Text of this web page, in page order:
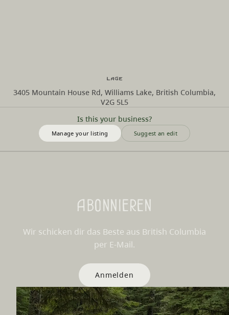
Is this your business?
Manage your listing Suggest an edit
Lage
3405 Mountain House Rd, Williams Lake, British Columbia,
V2G 5L5
Abonnieren
Wir schicken dir das Beste aus British Columbia
per E-Mail.
Anmelden